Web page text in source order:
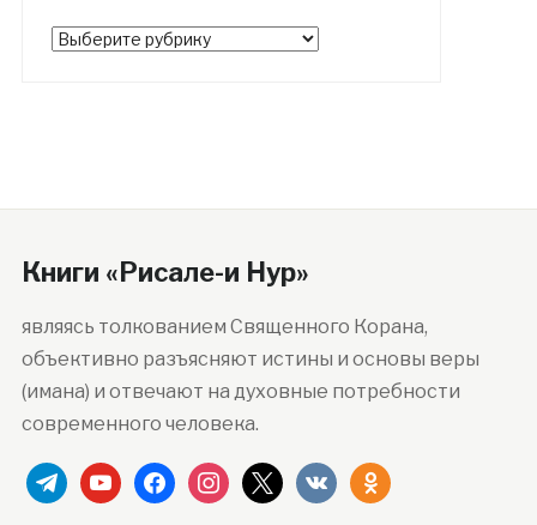
Рубрики
Книги «Рисале-и Нур»
являясь толкованием Священного Корана,
объективно разъясняют истины и основы веры
(имана) и отвечают на духовные потребности
современного человека.
telegramyoutubefacebookinstagram
x vkontakteodnoklassniki